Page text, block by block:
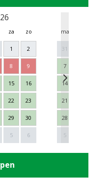
za zo
1 2
8 9
15 16
22 23
29 30
5 6
ma
31
7
14
21
28
5
Next